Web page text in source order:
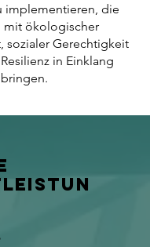
implementieren, die
mit ökologischer
sozialer Gerechtigkeit
in Einklang
bringen.